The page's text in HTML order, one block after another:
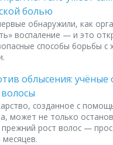
болью
обнаружили, как
воспаление — и это
способы борьбы с
облысения:
созданное с
может не только
прежний рост волос —
месяцев.